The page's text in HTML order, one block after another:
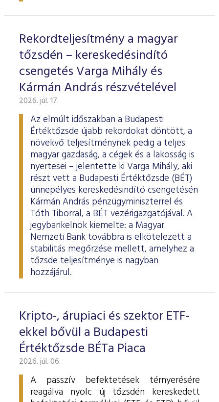
Rekordteljesítmény a magyar
tőzsdén – kereskedésindító
csengetés Varga Mihály és
Kármán András részvételével
2026. júl. 17.
Az elmúlt időszakban a Budapesti
Értéktőzsde újabb rekordokat döntött, a
növekvő teljesítménynek pedig a teljes
magyar gazdaság, a cégek és a lakosság is
nyertesei – jelentette ki Varga Mihály, aki
részt vett a Budapesti Értéktőzsde (BÉT)
ünnepélyes kereskedésindító csengetésén
Kármán András pénzügyminiszterrel és
Tóth Tiborral, a BÉT vezérigazgatójával. A
jegybankelnök kiemelte: a Magyar
Nemzeti Bank továbbra is elkötelezett a
stabilitás megőrzése mellett, amelyhez a
tőzsde teljesítménye is nagyban
hozzájárul.
Kripto-, árupiaci és szektor ETF-
ekkel bővül a Budapesti
Értéktőzsde BÉTa Piaca
2026. júl. 06.
A passzív befektetések térnyerésére
reagálva nyolc új tőzsdén kereskedett